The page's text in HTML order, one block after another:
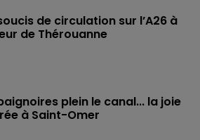
de circulation sur l’A26 à
de Thérouanne
plein le canal... la joie
à Saint-Omer